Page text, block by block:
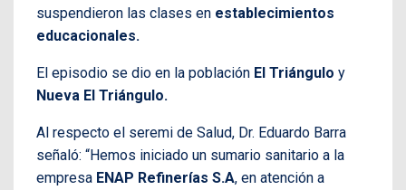
suspendieron las clases en establecimientos
educacionales.
El episodio se dio en la población El Triángulo y
Nueva El Triángulo.
Al respecto el seremi de Salud, Dr. Eduardo Barra
señaló: “Hemos iniciado un sumario sanitario a la
empresa ENAP Refinerías S.A, en atención a